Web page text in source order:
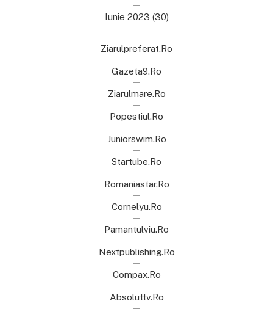
Iunie 2023 (30)
Ziarulpreferat.ro
Gazeta9.ro
Ziarulmare.ro
Popestiul.ro
Juniorswim.ro
Startube.ro
Romaniastar.ro
Cornelyu.ro
Pamantulviu.ro
Nextpublishing.ro
Compax.ro
Absoluttv.ro